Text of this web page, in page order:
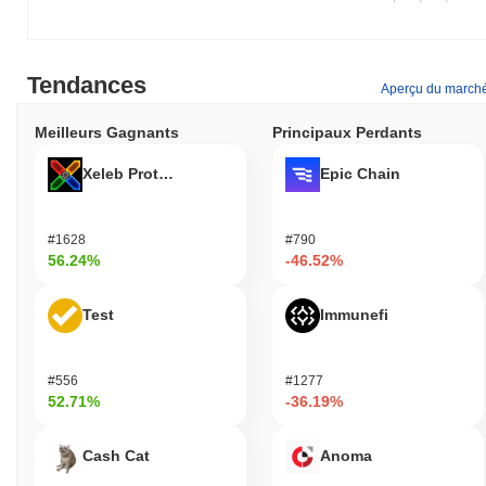
Tendances Aperçu du
Meilleurs Gagnants
Xeleb Protocol
#1628
56.24%
Test
#556
52.71%
Cash Cat
Principaux Perdants
Epic Chain
#790
-46.52%
Immunefi
#1277
-36.19%
Anoma